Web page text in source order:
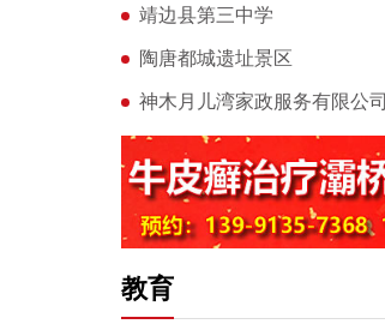
靖边县第三中学
陶唐都城遗址景区
神木月儿湾家政服务有限公司
教育